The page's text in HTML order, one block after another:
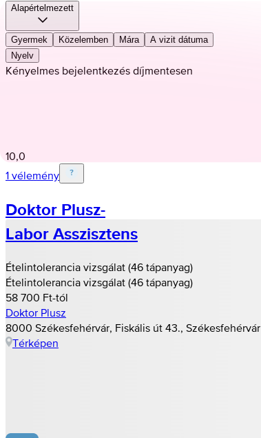
Alapértelmezett
Gyermek Közelemben Mára
A vizit dátuma
Nyelv
Kényelmes bejelentkezés díjmentesen
10,0
1 vélemény
Doktor Plusz-
Labor Asszisztens
Ételintolerancia vizsgálat (46 tápanyag)
Ételintolerancia vizsgálat (46 tápanyag)
58 700 Ft-tól
Doktor Plusz
8000 Székesfehérvár, Fiskális út 43., Székesfehérvár
Térképen